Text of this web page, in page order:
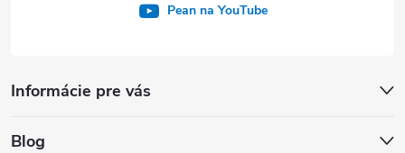
Informácie pre vás
Blog
Pean na YouTube